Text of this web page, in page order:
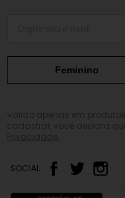
Feminino
SOCIAL